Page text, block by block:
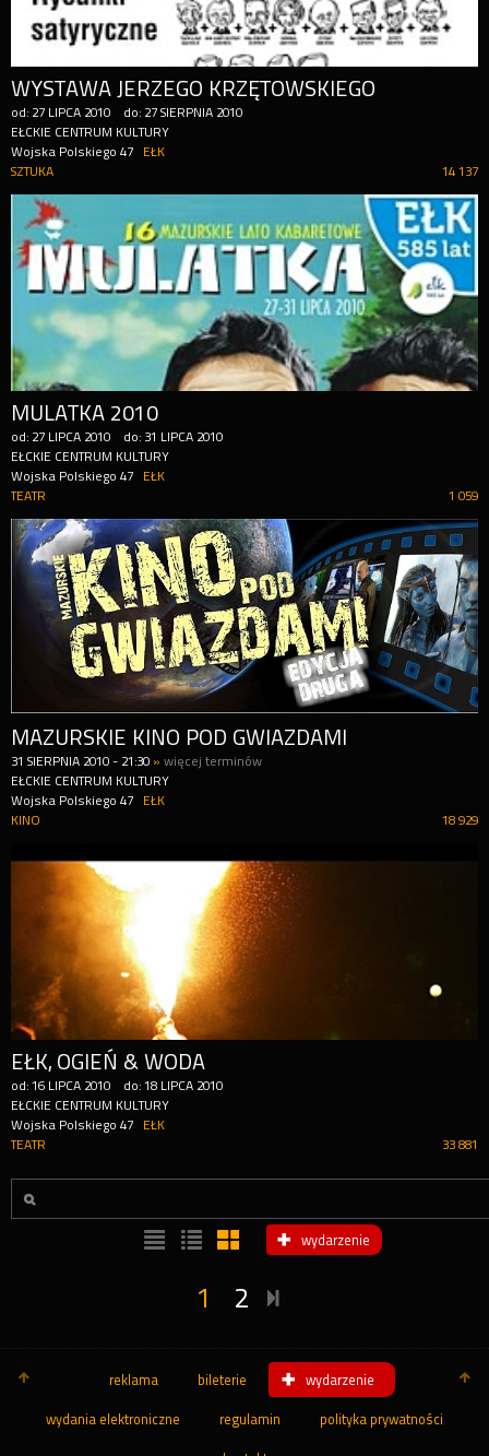
WYSTAWA JERZEGO KRZĘTOWSKIEGO
od: 27 LIPCA 2010 do: 27 SIERPNIA 2010
EŁCKIE CENTRUM KULTURY
Wojska Polskiego 47
EŁK
14 137
SZTUKA
MULATKA 2010
od: 27 LIPCA 2010 do: 31 LIPCA 2010
EŁCKIE CENTRUM KULTURY
Wojska Polskiego 47
EŁK
1 059
TEATR
MAZURSKIE KINO POD GWIAZDAMI
31 SIERPNIA 2010 - 21:30 »więcej terminów
EŁCKIE CENTRUM KULTURY
Wojska Polskiego 47
EŁK
18 929
KINO
EŁK, OGIEŃ & WODA
od:16 LIPCA 2010 do:18 LIPCA 2010
EŁCKIE CENTRUM KULTURY
Wojska Polskiego 47
EŁK
33 881
TEATR
wydarzenie
1 2
reklama bileterie wydarzenie
wydania elektroniczne regulamin polityka prywatności